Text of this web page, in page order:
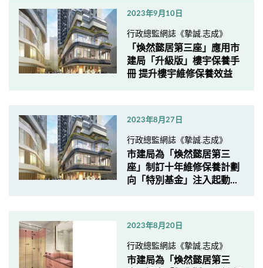
2023年9月10日
行政總監網誌《摯誠.志成》
「煥然懿居第三座」應用市
建局「升級版」樓宇保養手
冊 提升樓宇維修保養效益
2023年8月27日
行政總監網誌《摯誠.志成》
市建局為「煥然懿居第三
座」制訂十年維修保養計劃
向「特別基金」注入起動...
2023年8月20日
行政總監網誌《摯誠.志成》
市建局為「煥然懿居第三